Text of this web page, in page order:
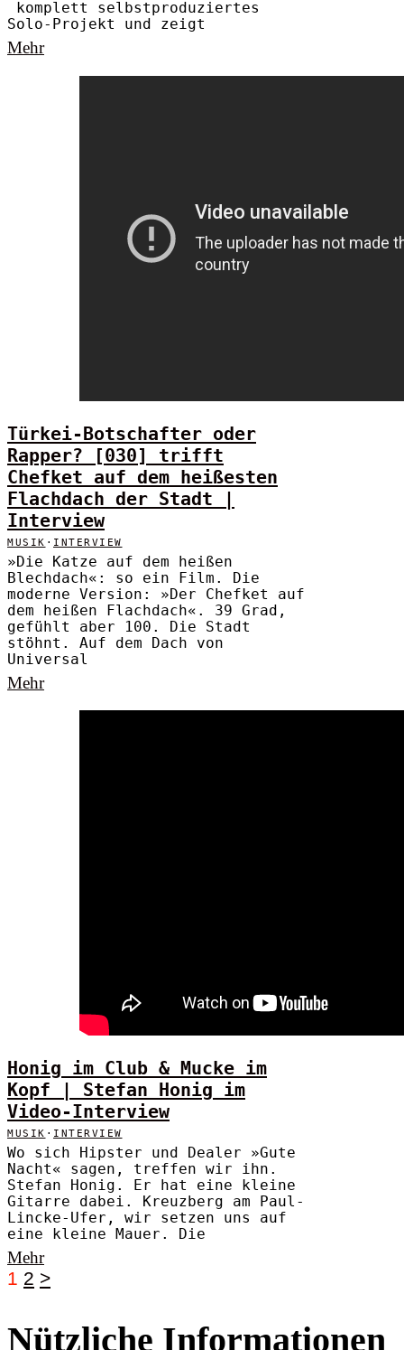
komplett selbstproduziertes
Solo-Projekt und zeigt
Mehr
Türkei-Botschafter oder
Rapper? [030] trifft
Chefket auf dem heißesten
Flachdach der Stadt |
Interview
MUSIK · INTERVIEW
»Die Katze auf dem heißen
Blechdach«: so ein Film. Die
moderne Version: »Der Chefket auf
dem heißen Flachdach«. 39 Grad,
gefühlt aber 100. Die Stadt
stöhnt. Auf dem Dach von
Universal
Mehr
Honig im Club & Mucke im
Kopf | Stefan Honig im
Video-Interview
MUSIK · INTERVIEW
Wo sich Hipster und Dealer »Gute
Nacht« sagen, treffen wir ihn.
Stefan Honig. Er hat eine kleine
Gitarre dabei. Kreuzberg am Paul-
Lincke-Ufer, wir setzen uns auf
eine kleine Mauer. Die
Mehr
1 2 >
Nützliche Informationen